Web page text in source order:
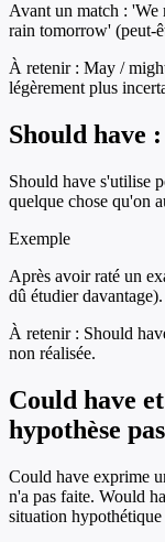
Avant un match :
rain tomorrow' (peut-
À retenir : May /
légèrement plus
Should have
Should have s'utilise
quelque chose qu'on
Exemple
Après avoir raté un
dû étudier davantage).
À retenir : Should
non réalisée.
Could have
hypothèse
Could have exprime
n'a pas faite. Would
situation hypothétique